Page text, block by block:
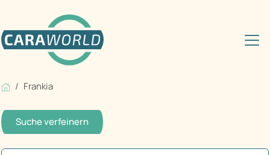
Frankia
Suche verfeinern